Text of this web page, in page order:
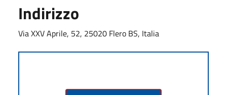
Indirizzo
Via XXV Aprile, 52, 25020 Flero BS, Italia